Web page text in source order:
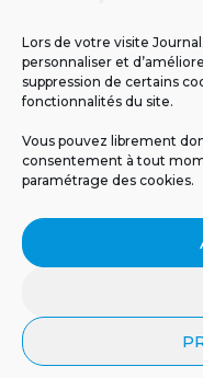
Lors de votre visite
personnaliser et
suppression de certains
fonctionnalités du site.
Vous pouvez librement
consentement à tout
paramétrage des cookies.
MENTIONS LÉGALES
NOS ÉMISSIONS
CONTACT
© 2026 Tous droits